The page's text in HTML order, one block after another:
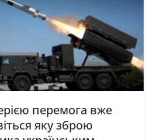
перемога вже
яку зброю